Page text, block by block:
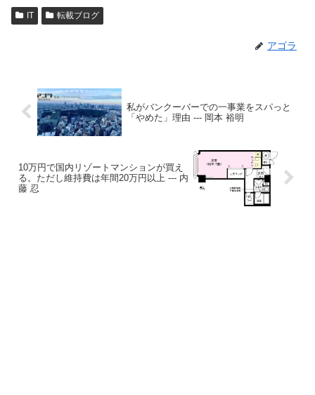
IT 転載ブログ
アゴラ
私がバンクーバーでの一事業をスパっと
「やめた」理由 --- 岡本 裕明
10万円で国内リゾートマンションが買え
る。ただし維持費は年間20万円以上 --- 内
藤 忍